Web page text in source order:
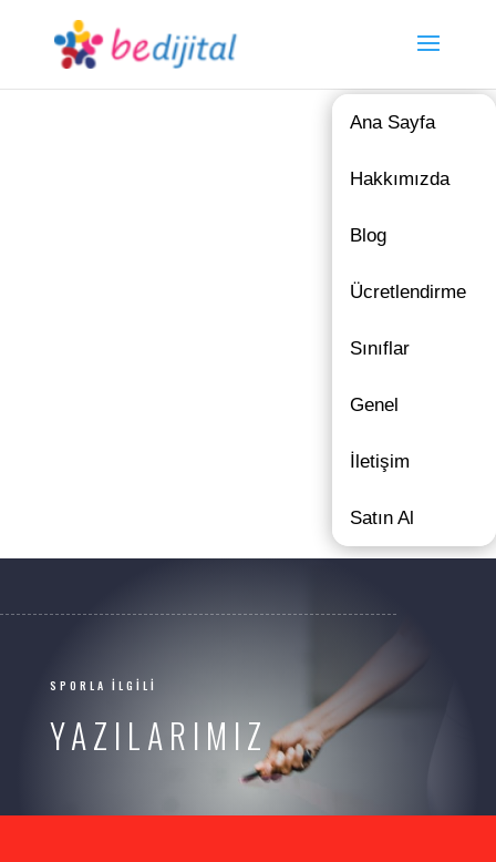
Ana Sayfa
Hakkımızda
Blog
Ücretlendirme
Sınıflar
Genel
İletişim
Satın Al
SPORLA İLGİLİ
YAZILARIMIZ